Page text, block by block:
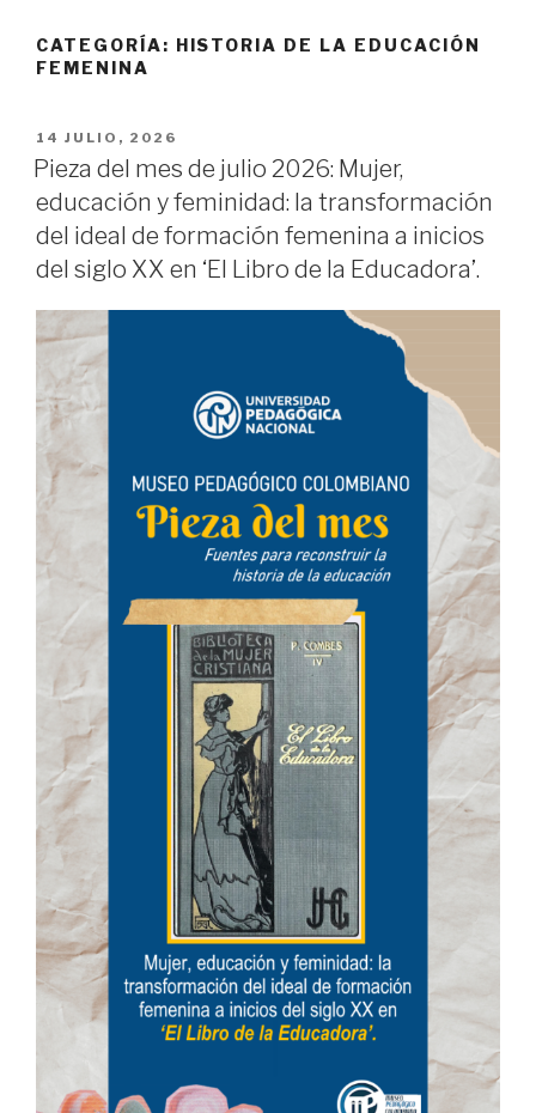
CATEGORÍA: HISTORIA DE LA EDUCACIÓN
FEMENINA
PUBLICADO
EL
14 JULIO, 2026
Pieza del mes de julio 2026: Mujer,
educación y feminidad: la transformación
del ideal de formación femenina a inicios
del siglo XX en ‘El Libro de la Educadora’.